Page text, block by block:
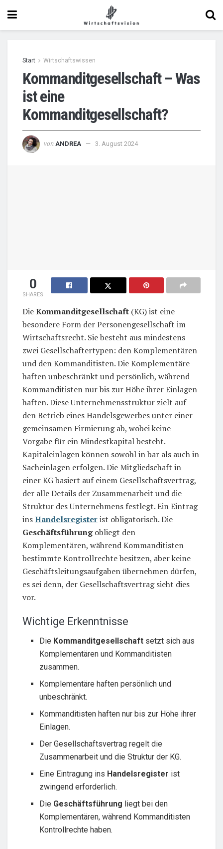
Start Wirtschaftswissen
Kommanditgesellschaft – Was
ist eine
Kommanditgesellschaft?
von ANDREA 3. August 2024
0
SHARES
DieKommanditgesellschaft (KG) ist eine
besondere Form der Personengesellschaft im
Wirtschaftsrecht. Sie besteht aus mindestens
zwei Gesellschaftertypen: den Komplementären
und den Kommanditisten. Die Komplementäre
haften unbeschränkt und persönlich, während
Kommanditisten nur bis zur Höhe ihrer Einlagen
haften. Diese Unternehmensstruktur zielt auf
den Betrieb eines Handelsgewerbes unter einer
gemeinsamen Firmierung ab, wobei keine
Vorgabe für ein Mindestkapital besteht.
Kapitaleinlagen können sowohl in bar als auch in
Sacheinlagen erfolgen. Die Mitgliedschaft in
einer KG basiert auf einem Gesellschaftsvertrag,
der alle Details der Zusammenarbeit und die
Struktur des Unternehmens festlegt. Ein Eintrag
insHandelsregisterist obligatorisch. Die
Geschäftsführungobliegt den
Komplementären, während Kommanditisten
bestimmte Kontrollrechte besitzen, aber keine
Geschäftsleitungsaufgaben übernehmen dürfen,
es sei denn, der Gesellschaftsvertrag sieht dies
vor.
Wichtige Erkenntnisse
Die Kommanditgesellschaft setzt sich aus
Komplementären und Kommanditisten
zusammen.
Komplementäre haften persönlich und
unbeschränkt.
Kommanditisten haften nur bis zur Höhe ihrer
Einlagen.
Der Gesellschaftsvertrag regelt die
Zusammenarbeit und die Struktur der KG.
Eine Eintragung ins Handelsregister ist
zwingend erforderlich.
Die Geschäftsführung liegt bei den
Komplementären, während Kommanditisten
Kontrollrechte haben.